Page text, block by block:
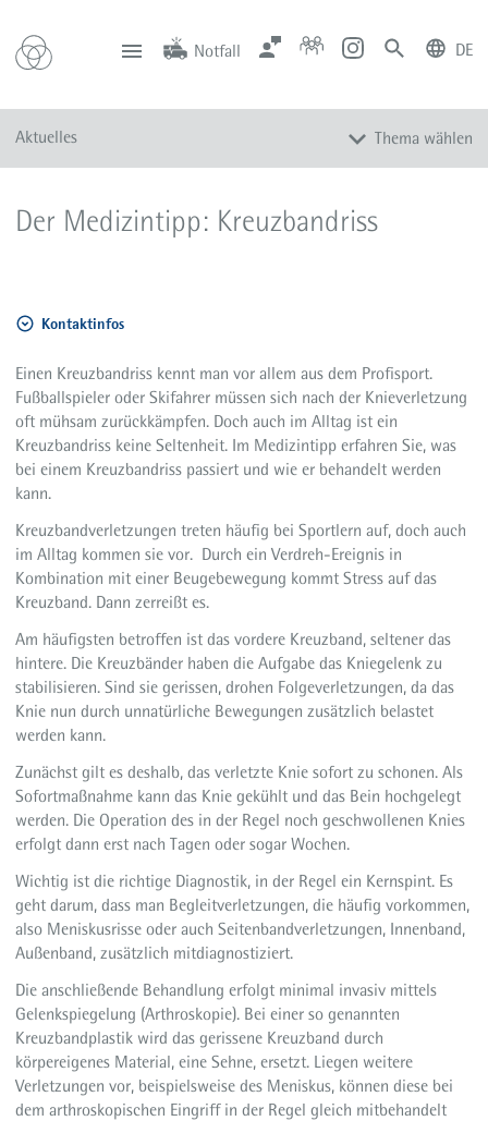
Notfall
Notfall Zentrale Anfahrt
DE
Aktuelles Thema wählen
Veranstaltungen
Zum YouTube-Kanal
Mediathek
Der Medizintipp: Kreuzbandriss
Kontaktinfos
Einen Kreuzbandriss kennt man vor allem aus dem Profisport.
Fußballspieler oder Skifahrer müssen sich nach der Knieverletzung
oft mühsam zurückkämpfen. Doch auch im Alltag ist ein
Kreuzbandriss keine Seltenheit. Im Medizintipp erfahren Sie, was
bei einem Kreuzbandriss passiert und wie er behandelt werden
kann.
Kreuzbandverletzungen treten häufig bei Sportlern auf, doch auch
im Alltag kommen sie vor. Durch ein Verdreh-Ereignis in
Kombination mit einer Beugebewegung kommt Stress auf das
Kreuzband. Dann zerreißt es.
Am häufigsten betroffen ist das vordere Kreuzband, seltener das
hintere. Die Kreuzbänder haben die Aufgabe das Kniegelenk zu
stabilisieren. Sind sie gerissen, drohen Folgeverletzungen, da das
Knie nun durch unnatürliche Bewegungen zusätzlich belastet
werden kann.
Zunächst gilt es deshalb, das verletzte Knie sofort zu schonen. Als
Sofortmaßnahme kann das Knie gekühlt und das Bein hochgelegt
werden. Die Operation des in der Regel noch geschwollenen Knies
erfolgt dann erst nach Tagen oder sogar Wochen.
Wichtig ist die richtige Diagnostik, in der Regel ein Kernspint. Es
geht darum, dass man Begleitverletzungen, die häufig vorkommen,
also Meniskusrisse oder auch Seitenbandverletzungen, Innenband,
Außenband, zusätzlich mitdiagnostiziert.
Die anschließende Behandlung erfolgt minimal invasiv mittels
Gelenkspiegelung (Arthroskopie). Bei einer so genannten
Kreuzbandplastik wird das gerissene Kreuzband durch
körpereigenes Material, eine Sehne, ersetzt. Liegen weitere
Verletzungen vor, beispielsweise des Meniskus, können diese bei
dem arthroskopischen Eingriff in der Regel gleich mitbehandelt